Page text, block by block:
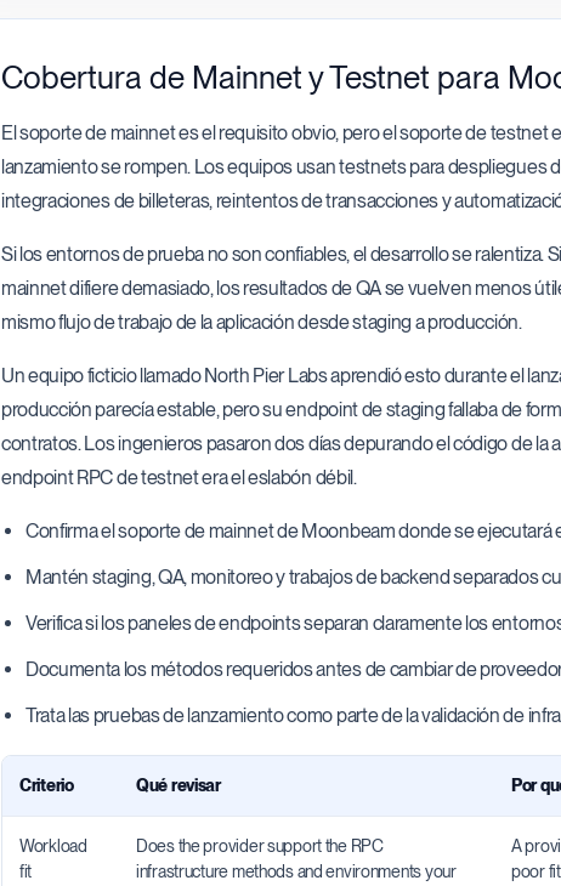
Cobertura de Mainnet y Testnet para
El soporte de mainnet es el requisito obvio, pero el soporte de testnet
lanzamiento se rompen. Los equipos usan testnets para despliegues
integraciones de billeteras, reintentos de transacciones y
Si los entornos de prueba no son confiables, el desarrollo se
mainnet difiere demasiado, los resultados de QA se vuelven menos
mismo flujo de trabajo de la aplicación desde staging a producción.
Un equipo ficticio llamado North Pier Labs aprendió esto durante el
producción parecía estable, pero su endpoint de staging fallaba de
contratos. Los ingenieros pasaron dos días depurando el código de la
endpoint RPC de testnet era el eslabón débil.
Confirma el soporte de mainnet de Moonbeam donde se ejecutará
Mantén staging, QA, monitoreo y trabajos de backend separados
Verifica si los paneles de endpoints separan claramente los
Documenta los métodos requeridos antes de cambiar de
Trata las pruebas de lanzamiento como parte de la validación de
Criterio Qué revisar Por
Workload
fit
Does the provider support the RPC
infrastructure methods and environments your
A
poor